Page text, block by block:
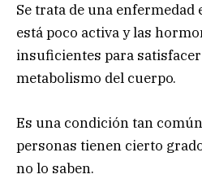
Se trata de una enfermedad
está poco activa y las
insuficientes para
metabolismo del cuerpo.
Es una condición tan
personas tienen cierto
no lo saben.